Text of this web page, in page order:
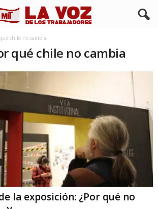
chile no cambia
qué chile no cambia
la exposición: ¿Por qué no